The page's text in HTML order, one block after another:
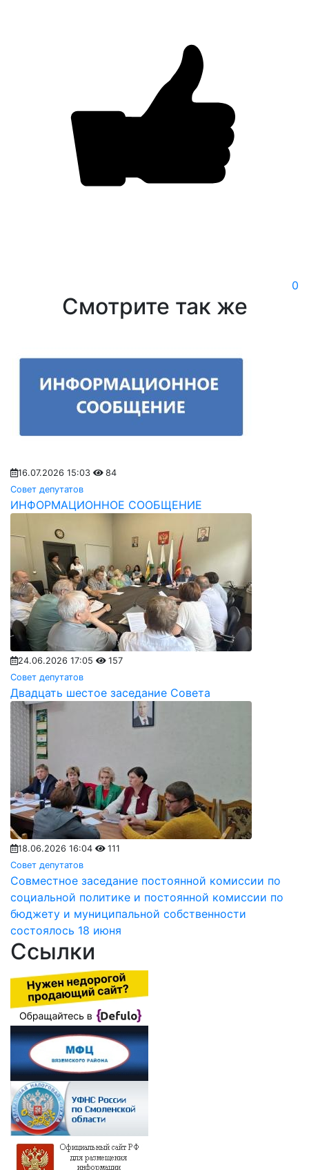
0
Смотрите так же
16.07.2026 15:03
84
Совет депутатов
ИНФОРМАЦИОННОЕ СООБЩЕНИЕ
24.06.2026 17:05
157
Совет депутатов
Двадцать шестое заседание Совета
18.06.2026 16:04
111
Совет депутатов
Совместное заседание постоянной комиссии по
социальной политике и постоянной комиссии по
бюджету и муниципальной собственности
состоялось 18 июня
Ссылки